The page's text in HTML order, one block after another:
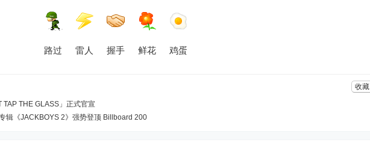
路过 雷人 握手 鲜花 鸡蛋
收藏
THE GLASS」正式官宣
辑《JACKBOYS 2》强势登顶 Billboard 200